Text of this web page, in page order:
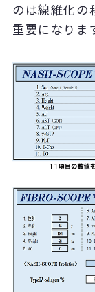
のは線維化の
重要になりま